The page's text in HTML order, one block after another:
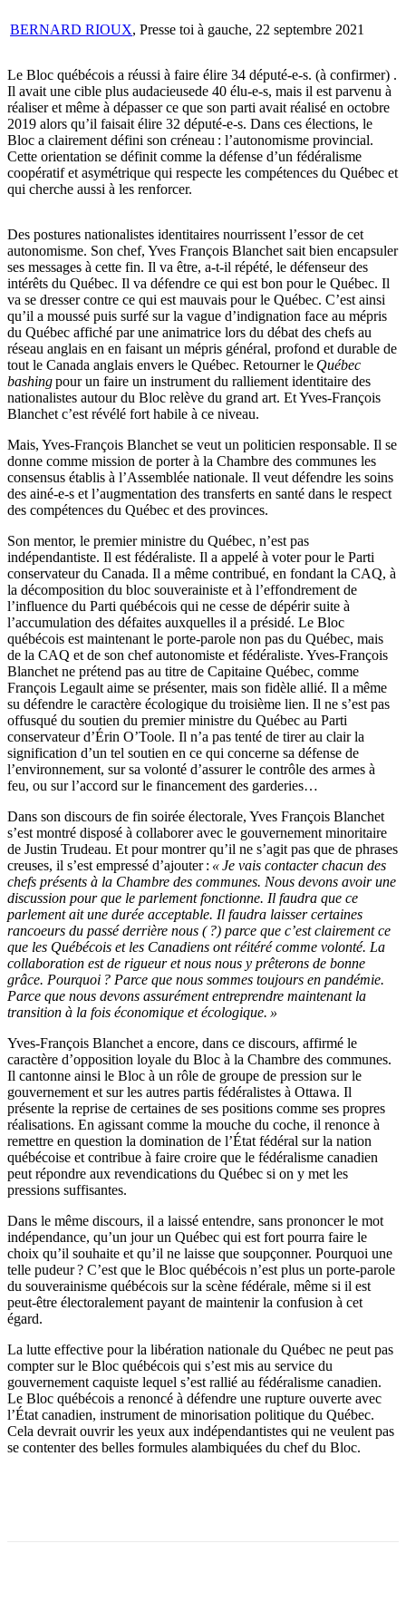
BERNARD RIOUX, Presse toi à gauche, 22 septembre 2021
Le Bloc québécois a réussi à faire élire 34 député-e-s. (à confirmer) .
Il avait une cible plus audacieusede 40 élu-e-s, mais il est parvenu à
réaliser et même à dépasser ce que son parti avait réalisé en octobre
2019 alors qu’il faisait élire 32 député-e-s. Dans ces élections, le
Bloc a clairement défini son créneau : l’autonomisme provincial.
Cette orientation se définit comme la défense d’un fédéralisme
coopératif et asymétrique qui respecte les compétences du Québec et
qui cherche aussi à les renforcer.
Des postures nationalistes identitaires nourrissent l’essor de cet
autonomisme. Son chef, Yves François Blanchet sait bien encapsuler
ses messages à cette fin. Il va être, a-t-il répété, le défenseur des
intérêts du Québec. Il va défendre ce qui est bon pour le Québec. Il
va se dresser contre ce qui est mauvais pour le Québec. C’est ainsi
qu’il a moussé puis surfé sur la vague d’indignation face au mépris
du Québec affiché par une animatrice lors du débat des chefs au
réseau anglais en en faisant un mépris général, profond et durable de
tout le Canada anglais envers le Québec. Retourner le Québec
bashingpour un faire un instrument du ralliement identitaire des
nationalistes autour du Bloc relève du grand art. Et Yves-François
Blanchet c’est révélé fort habile à ce niveau.
Mais, Yves-François Blanchet se veut un politicien responsable. Il se
donne comme mission de porter à la Chambre des communes les
consensus établis à l’Assemblée nationale. Il veut défendre les soins
des ainé-e-s et l’augmentation des transferts en santé dans le respect
des compétences du Québec et des provinces.
Son mentor, le premier ministre du Québec, n’est pas
indépendantiste. Il est fédéraliste. Il a appelé à voter pour le Parti
conservateur du Canada. Il a même contribué, en fondant la CAQ, à
la décomposition du bloc souverainiste et à l’effondrement de
l’influence du Parti québécois qui ne cesse de dépérir suite à
l’accumulation des défaites auxquelles il a présidé. Le Bloc
québécois est maintenant le porte-parole non pas du Québec, mais
de la CAQ et de son chef autonomiste et fédéraliste. Yves-François
Blanchet ne prétend pas au titre de Capitaine Québec, comme
François Legault aime se présenter, mais son fidèle allié. Il a même
su défendre le caractère écologique du troisième lien. Il ne s’est pas
offusqué du soutien du premier ministre du Québec au Parti
conservateur d’Érin O’Toole. Il n’a pas tenté de tirer au clair la
signification d’un tel soutien en ce qui concerne sa défense de
l’environnement, sur sa volonté d’assurer le contrôle des armes à
feu, ou sur l’accord sur le financement des garderies…
Dans son discours de fin soirée électorale, Yves François Blanchet
s’est montré disposé à collaborer avec le gouvernement minoritaire
de Justin Trudeau. Et pour montrer qu’il ne s’agit pas que de phrases
creuses, il s’est empressé d’ajouter : « Je vais contacter chacun des
chefs présents à la Chambre des communes. Nous devons avoir une
discussion pour que le parlement fonctionne. Il faudra que ce
parlement ait une durée acceptable. Il faudra laisser certaines
rancoeurs du passé derrière nous ( ?) parce que c’est clairement ce
que les Québécois et les Canadiens ont réitéré comme volonté. La
collaboration est de rigueur et nous nous y prêterons de bonne
grâce. Pourquoi ? Parce que nous sommes toujours en pandémie.
Parce que nous devons assurément entreprendre maintenant la
transition à la fois économique et écologique. »
Yves-François Blanchet a encore, dans ce discours, affirmé le
caractère d’opposition loyale du Bloc à la Chambre des communes.
Il cantonne ainsi le Bloc à un rôle de groupe de pression sur le
gouvernement et sur les autres partis fédéralistes à Ottawa. Il
présente la reprise de certaines de ses positions comme ses propres
réalisations. En agissant comme la mouche du coche, il renonce à
remettre en question la domination de l’État fédéral sur la nation
québécoise et contribue à faire croire que le fédéralisme canadien
peut répondre aux revendications du Québec si on y met les
pressions suffisantes.
Dans le même discours, il a laissé entendre, sans prononcer le mot
indépendance, qu’un jour un Québec qui est fort pourra faire le
choix qu’il souhaite et qu’il ne laisse que soupçonner. Pourquoi une
telle pudeur ? C’est que le Bloc québécois n’est plus un porte-parole
du souverainisme québécois sur la scène fédérale, même si il est
peut-être électoralement payant de maintenir la confusion à cet
égard.
La lutte effective pour la libération nationale du Québec ne peut pas
compter sur le Bloc québécois qui s’est mis au service du
gouvernement caquiste lequel s’est rallié au fédéralisme canadien.
Le Bloc québécois a renoncé à défendre une rupture ouverte avec
l’État canadien, instrument de minorisation politique du Québec.
Cela devrait ouvrir les yeux aux indépendantistes qui ne veulent pas
se contenter des belles formules alambiquées du chef du Bloc.